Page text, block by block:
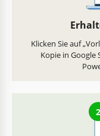
Klicken Sie auf
Kopie in Google
2